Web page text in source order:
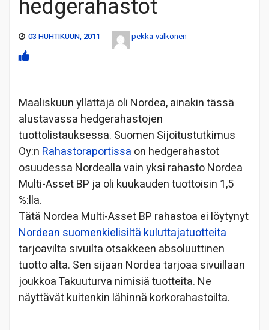
hedgerahastot
03 HUHTIKUUN, 2011 pekka-valkonen
Maaliskuun yllättäjä oli Nordea, ainakin tässä
alustavassa hedgerahastojen
tuottolistauksessa. Suomen Sijoitustutkimus
Oy:n Rahastoraportissa on hedgerahastot
osuudessa Nordealla vain yksi rahasto Nordea
Multi-Asset BP ja oli kuukauden tuottoisin 1,5
%:lla.
Tätä Nordea Multi-Asset BP rahastoa ei löytynyt
Nordean suomenkielisiltä kuluttajatuotteita
tarjoavilta sivuilta otsakkeen absoluuttinen
tuotto alta. Sen sijaan Nordea tarjoaa sivuillaan
joukkoa Takuuturva nimisiä tuotteita. Ne
näyttävät kuitenkin lähinnä korkorahastoilta.